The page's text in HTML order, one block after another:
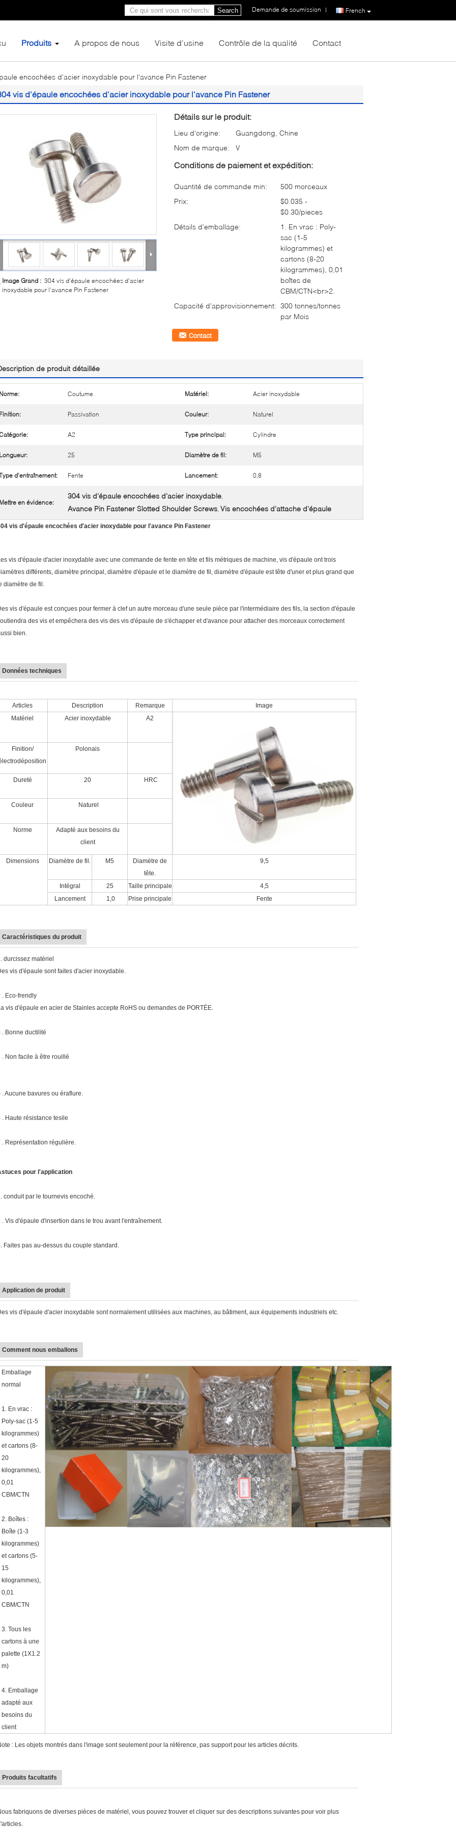
French
Demande de soumission |
Search
Produits A propos de nous Visite d'usine Contrôle de la qualité Contact
encochées d'acier inoxydable pour l'avance Pin Fastener
vis d'épaule encochées d'acier inoxydable pour l'avance Pin Fastener
Image Grand : 304 vis d'épaule encochées d'acier
inoxydable pour l'avance Pin Fastener
Détails sur le produit:
Lieu d'origine:
Guangdong, Chine
Nom de marque:
V
Conditions de paiement et expédition:
Quantité de commande min:
500 morceaux
Prix:
$0.035 -
$0.30/pieces
Détails d'emballage:
1. En vrac : Poly-
sac (1-5
kilogrammes) et
cartons (8-20
kilogrammes), 0,01
boîtes de
CBM/CTN<br>2.
Capacité d'approvisionnement: 300 tonnes/tonnes
par Mois
Contact
de produit détaillée
Norme: Coutume Matériel: Acier inoxydable
Finition: Passivation Couleur: Naturel
A2 Type principal: Cylindre
Longueur: 25 Diamètre de fil: M5
d'entraînement: Fente Lancement: 0,8
Mettre en évidence:
304 vis d'épaule encochées d'acier inoxydable,
Avance Pin Fastener Slotted Shoulder Screws, Vis encochées d'attache d'épaule
vis d'épaule encochées d'acier inoxydable pour l'avance Pin Fastener
vis d'épaule d'acier inoxydable avec une commande de fente en tête et fils métriques de machine, vis d'épaule ont trois
différents, diamètre principal, diamètre d'épaule et le diamètre de fil, diamètre d'épaule est tête d'uner et plus grand que
diamètre de fil.
vis d'épaule est conçues pour fermer à clef un autre morceau d'une seule pièce par l'intermédiaire des fils, la section d'épaule
des vis et empêchera des vis des vis d'épaule de s'échapper et d'avance pour attacher des morceaux correctement
bien.
Données techniques
Articles Description Remarque
Image
Matériel
Acier inoxydable A2
Finition/
Polonais
Dureté 20 HRC
Couleur Naturel
Norme
Adapté aux besoins du
client
Dimensions Diamètre de fil. M5
Diamètre de
tête.
9,5
Intégral 25 Taille principale
4,5
Lancement
1,0 Prise principale Fente
Caractéristiques du produit
durcissez matériel
vis d'épaule sont faites d'acier inoxydable.
. Eco-frendly
vis d'épaule en acier de Stainles accepte RoHS ou demandes de PORTÉE.
. Bonne ductilité
. Non facile à être rouillé
. Aucune bavures ou éraflure.
. Haute résistance tesile
. Représentation régulière.
pour l'application
conduit par le tournevis encoché.
. Vis d'épaule d'insertion dans le trou avant l'entraînement.
Faites pas au-dessus du couple standard.
Application de produit
vis d'épaule d'acier inoxydable sont normalement utilisées aux machines, au bâtiment, aux équipements industriels etc.
Comment nous emballons
Emballage
normal
1. En vrac :
Poly-sac (1-5
kilogrammes)
et cartons (8-
20
kilogrammes),
0,01
CBM/CTN
2. Boîtes :
Boîte (1-3
kilogrammes)
et cartons (5-
15
kilogrammes),
0,01
CBM/CTN
3. Tous les
cartons à une
palette (1X1.2
m)
4. Emballage
adapté aux
besoins du
client
: Les objets montrés dans l'image sont seulement pour la référence, pas support pour les articles décrits.
Produits facultatifs
fabriquons de diverses pièces de matériel, vous pouvez trouver et cliquer sur des descriptions suivantes pour voir plus